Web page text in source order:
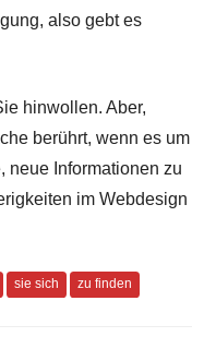
also gebt es
hinwollen. Aber,
berührt, wenn es um
neue Informationen zu
im Webdesign
sie sich zu finden